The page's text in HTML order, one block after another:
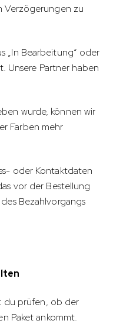
Verzögerungen zu
„In Bearbeitung“ oder
Unsere Partner haben
wurde, können wir
Farben mehr
oder Kontaktdaten
vor der Bestellung
Bezahlvorgangs
du prüfen, ob der
Paket ankommt.